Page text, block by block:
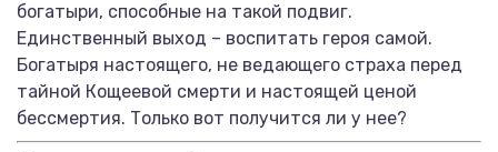
богатыри, способные на такой подвиг.
Единственный выход – воспитать героя самой.
Богатыря настоящего, не ведающего страха перед
тайной Кощеевой смерти и настоящей ценой
бессмертия. Только вот получится ли у нее?